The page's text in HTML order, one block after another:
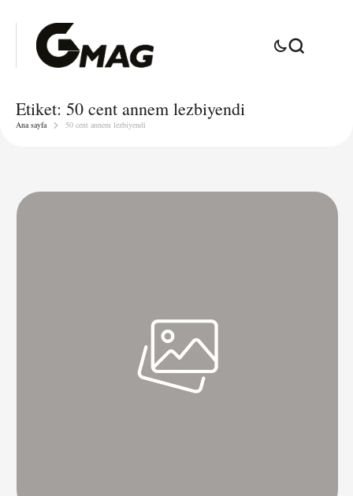
Etiket: 50 cent annem lezbiyendi
Ana sayfa 50 cent annem lezbiyendi